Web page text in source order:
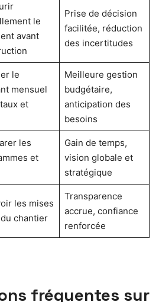
le
avant
Prise de décision
facilitée, réduction
des incertitudes
le
mensuel
et
Meilleure gestion
budgétaire,
anticipation des
besoins
les
et
Gain de temps,
vision globale et
stratégique
les mises
chantier
Transparence
accrue, confiance
renforcée
fréquentes sur